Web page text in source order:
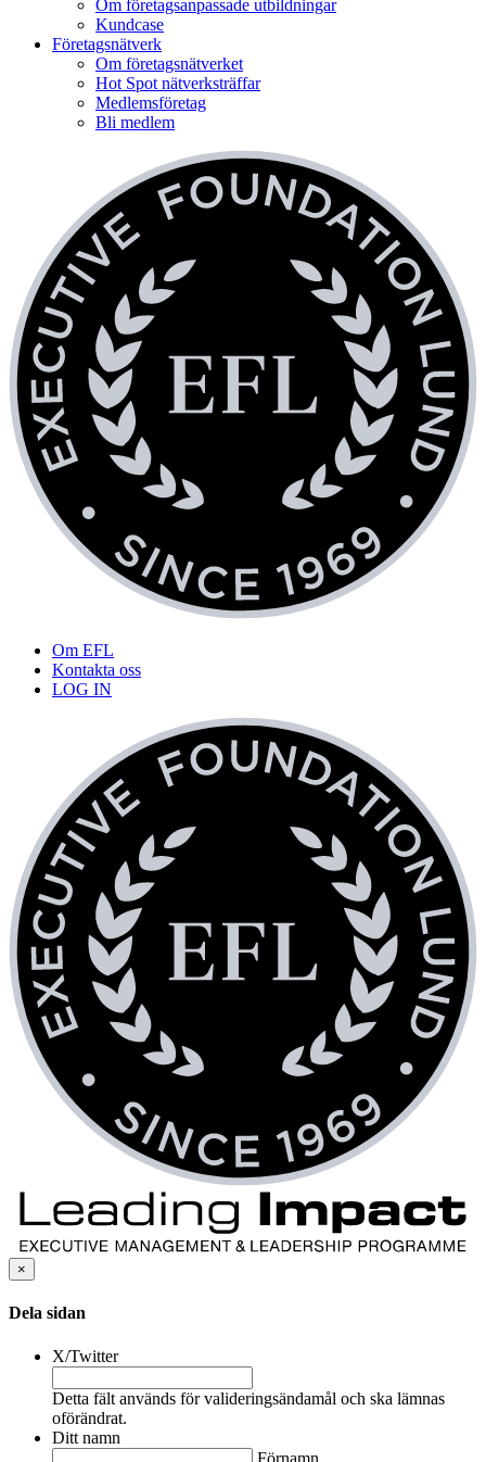
Om företagsanpassade utbildningar
Kundcase
Företagsnätverk
Om företagsnätverket
Hot Spot nätverksträffar
Medlemsföretag
Bli medlem
Om EFL
Kontakta oss
LOG IN
×
Dela sidan
X/Twitter
Detta fält används för valideringsändamål och ska lämnas
oförändrat.
Ditt namn
Förnamn